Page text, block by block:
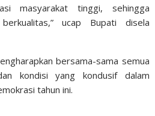
masyarakat tinggi, sehingga
ucap Bupati disela
bersama-sama semua
kondisi yang kondusif dalam
tahun ini.